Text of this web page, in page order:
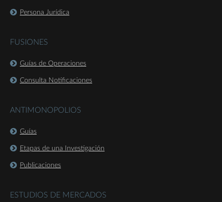
Persona Jurídica
FUSIONES
Guías de Operaciones
Consulta Notificaciones
ANTIMONOPOLIOS
Guías
Etapas de una Investigación
Publicaciones
ESTUDIOS DE MERCADOS